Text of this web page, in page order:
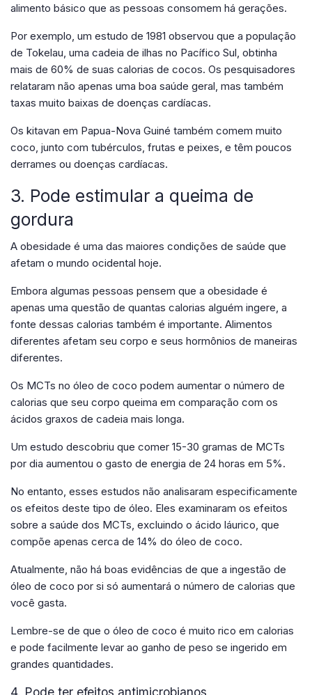
alimento básico que as pessoas consomem há gerações.
Por exemplo, um estudo de 1981 observou que a população
de Tokelau, uma cadeia de ilhas no Pacífico Sul, obtinha
mais de 60% de suas calorias de cocos. Os pesquisadores
relataram não apenas uma boa saúde geral, mas também
taxas muito baixas de doenças cardíacas.
Os kitavan em Papua-Nova Guiné também comem muito
coco, junto com tubérculos, frutas e peixes, e têm poucos
derrames ou doenças cardíacas.
3. Pode estimular a queima de
gordura
A obesidade é uma das maiores condições de saúde que
afetam o mundo ocidental hoje.
Embora algumas pessoas pensem que a obesidade é
apenas uma questão de quantas calorias alguém ingere, a
fonte dessas calorias também é importante. Alimentos
diferentes afetam seu corpo e seus hormônios de maneiras
diferentes.
Os MCTs no óleo de coco podem aumentar o número de
calorias que seu corpo queima em comparação com os
ácidos graxos de cadeia mais longa.
Um estudo descobriu que comer 15-30 gramas de MCTs
por dia aumentou o gasto de energia de 24 horas em 5%.
No entanto, esses estudos não analisaram especificamente
os efeitos deste tipo de óleo. Eles examinaram os efeitos
sobre a saúde dos MCTs, excluindo o ácido láurico, que
compõe apenas cerca de 14% do óleo de coco.
Atualmente, não há boas evidências de que a ingestão de
óleo de coco por si só aumentará o número de calorias que
você gasta.
Lembre-se de que o óleo de coco é muito rico em calorias
e pode facilmente levar ao ganho de peso se ingerido em
grandes quantidades.
4. Pode ter efeitos antimicrobianos